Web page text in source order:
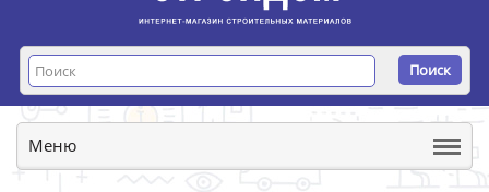
Поиск
Меню